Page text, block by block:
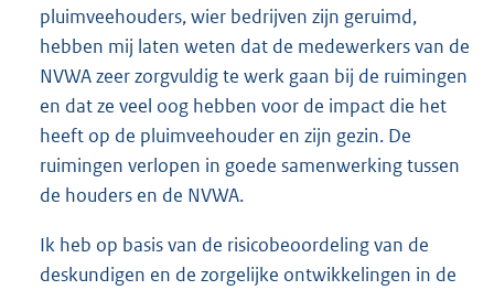
pluimveehouders, wier bedrijven zijn geruimd,
hebben mij laten weten dat de medewerkers van de
NVWA zeer zorgvuldig te werk gaan bij de ruimingen
en dat ze veel oog hebben voor de impact die het
heeft op de pluimveehouder en zijn gezin. De
ruimingen verlopen in goede samenwerking tussen
de houders en de NVWA.
Ik heb op basis van de risicobeoordeling van de
deskundigen en de zorgelijke ontwikkelingen in de